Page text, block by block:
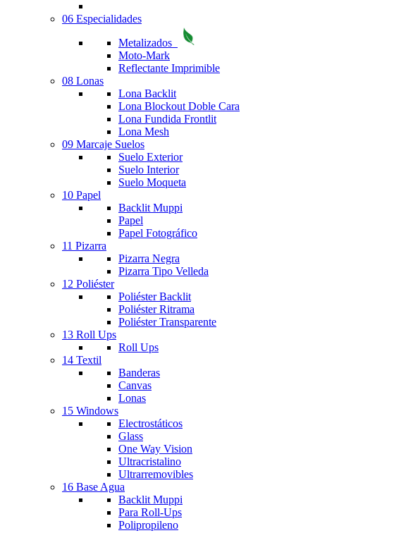
06 Especialidades
Metalizados
Moto-Mark
Reflectante Imprimible
08 Lonas
Lona Backlit
Lona Blockout Doble Cara
Lona Fundida Frontlit
Lona Mesh
09 Marcaje Suelos
Suelo Exterior
Suelo Interior
Suelo Moqueta
10 Papel
Backlit Muppi
Papel
Papel Fotográfico
11 Pizarra
Pizarra Negra
Pizarra Tipo Velleda
12 Poliéster
Poliéster Backlit
Poliéster Ritrama
Poliéster Transparente
13 Roll Ups
Roll Ups
14 Textil
Banderas
Canvas
Lonas
15 Windows
Electrostáticos
Glass
One Way Vision
Ultracristalino
Ultrarremovibles
16 Base Agua
Backlit Muppi
Para Roll-Ups
Polipropileno